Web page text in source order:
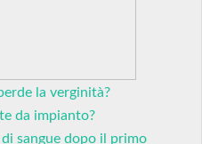
la verginità?
da impianto?
sangue dopo il primo